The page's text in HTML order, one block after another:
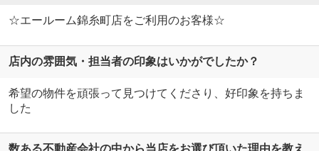
☆エールーム錦糸町店をご利用のお客様☆
店内の雰囲気・担当者の印象はいかがでしたか？
希望の物件を頑張って見つけてくださり、好印象を持ちま
した